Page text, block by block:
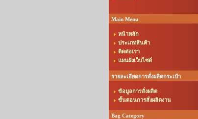
Main Menu
หน้าหลัก
ประเภทสินค้า
ติดต่อเรา
แผนผังเว็บไซต์
รายละเอียดการสั่งผลิตกระเป๋า
ข้อมูลการสั่งผลิต
ขั้นตอนการสั่งผลิตงาน
Bag Category